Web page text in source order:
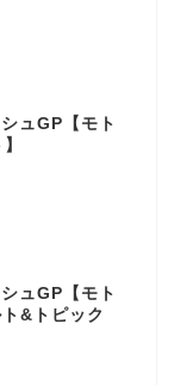
ュGP【モト
ュGP【モト
&トピック